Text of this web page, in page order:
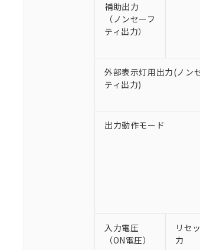
補助出力
（ノンセーフ
ティ出力）
外部表示灯用出力(ノン
ティ出力)
出力動作モード
入力電圧
（ON電圧）
リセ
力
*